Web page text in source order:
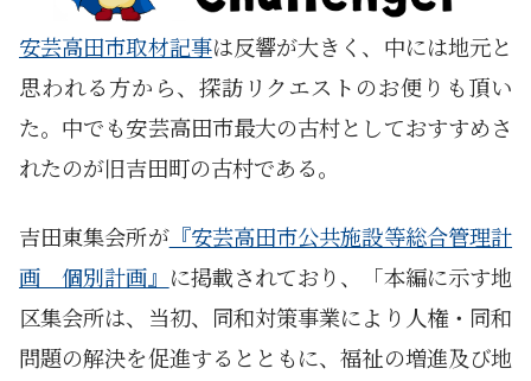
安芸高田市取材記事は反響が大きく、中には地元と
思われる方から、探訪リクエストのお便りも頂い
た。中でも安芸高田市最大の古村としておすすめさ
れたのが旧吉田町の古村である。
吉田東集会所が『安芸高田市公共施設等総合管理計
画 個別計画』 に掲載されており、「本編に示す地
区集会所は、当初、同和対策事業により人権・同和
問題の解決を促進するとともに、福祉の増進及び地